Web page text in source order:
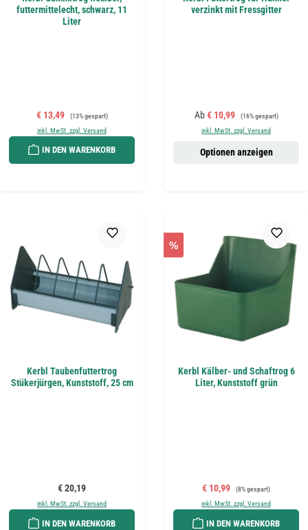
futtermittelecht, schwarz, 11
Liter
Verkaufspreis:
€ 13,49 Regulärer Preis:
(13% gespart)
inkl. MwSt. zzgl. Versand
IN DEN WARENKORB
verzinkt mit Fressgitter
Verkaufspreis:
Ab€ 10,99 Regulärer Preis:
(16% gespart)
inkl. MwSt. zzgl. Versand
Optionen anzeigen
Kerbl Taubenfuttertrog
Stükerjürgen, Kunststoff, 25 cm
Regulärer Preis:
€ 20,19
inkl. MwSt. zzgl. Versand
IN DEN WARENKORB
%
Kerbl Kälber- und Schaftrog 6
Liter, Kunststoff grün
Verkaufspreis:
€ 10,99 Regulärer Preis:
(8% gespart)
inkl. MwSt. zzgl. Versand
IN DEN WARENKORB